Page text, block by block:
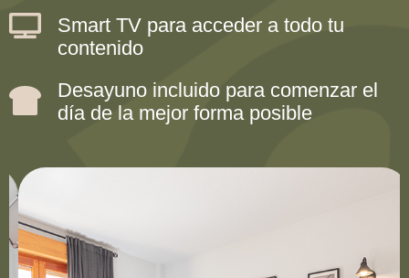
Smart TV para acceder a todo tu
contenido
Desayuno incluido para comenzar el
día de la mejor forma posible